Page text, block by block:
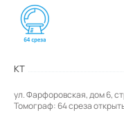
КТ
ул. Фарфоровская, дом 6,
Томограф: 64 среза